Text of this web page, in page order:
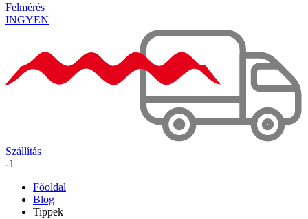
Felmérés
INGYEN
Szállítás
-1
Főoldal
Blog
Tippek